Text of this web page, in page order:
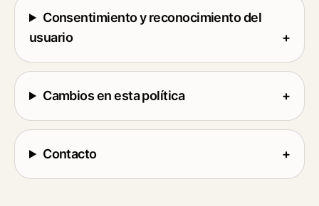
Consentimiento y reconocimiento del
usuario
+
Cambios en esta política +
Contacto +